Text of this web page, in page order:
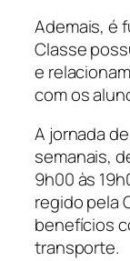
Ademais, é
Classe
e
com os
A jornada
semanais,
9h00 às
regido pela
benefícios
transporte.